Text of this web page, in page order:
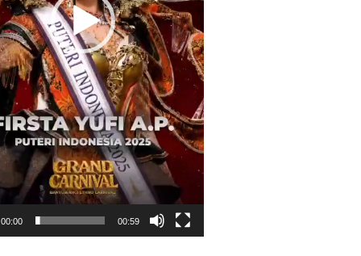
00:00 00:59